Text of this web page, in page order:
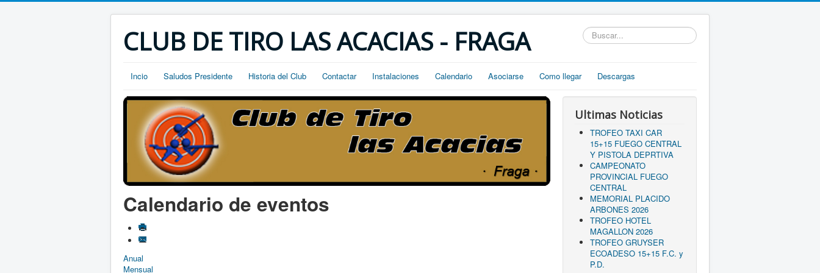
CLUB DE TIRO LAS ACACIAS - FRAGA Buscar...
Incio Saludos Presidente Historia del Club Contactar Instalaciones Calendario Asociarse Como llegar Descargas
Calendario de eventos
Anual
Mensual
Ultimas Noticias
TROFEO TAXI CAR
15+15 FUEGO CENTRAL
Y PISTOLA DEPRTIVA
CAMPEONATO
PROVINCIAL FUEGO
CENTRAL
MEMORIAL PLACIDO
ARBONES 2026
TROFEO HOTEL
MAGALLON 2026
TROFEO GRUYSER
ECOADESO 15+15 F.C. y
P.D.